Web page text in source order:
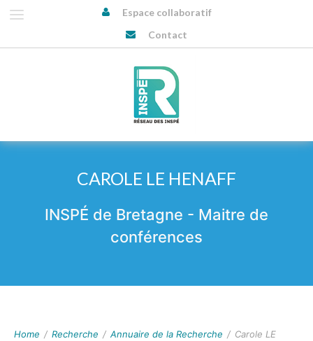
Espace collaboratif
Contact
CAROLE LE HENAFF
INSPÉ de Bretagne - Maitre de
conférences
Home / Recherche / Annuaire de la Recherche / Carole LE